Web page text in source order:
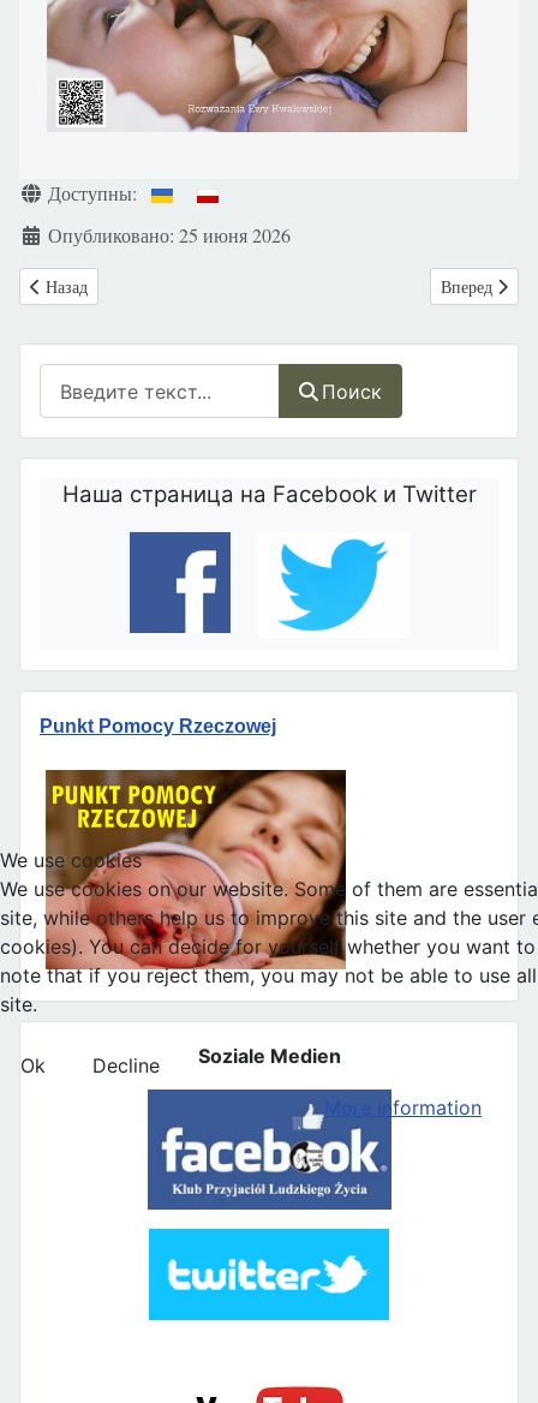
Поиск
Наша страница на Facebook и Twitter
Punkt Pomocy Rzeczowej
Soziale Medien
Информация о материале
Доступны:
Опубликовано: 25 июня 2026
Предыдущий: Шествие на защиту семьи, детей и Украины: тысячи
Назад Следующий:
Вперед
We use cookies
We use cookies on our website. Some of them are
site, while others help us to improve this site and the user
cookies). You can decide for yourself whether you want
note that if you reject them, you may not be able to use
site.
Ok
Decline
More information